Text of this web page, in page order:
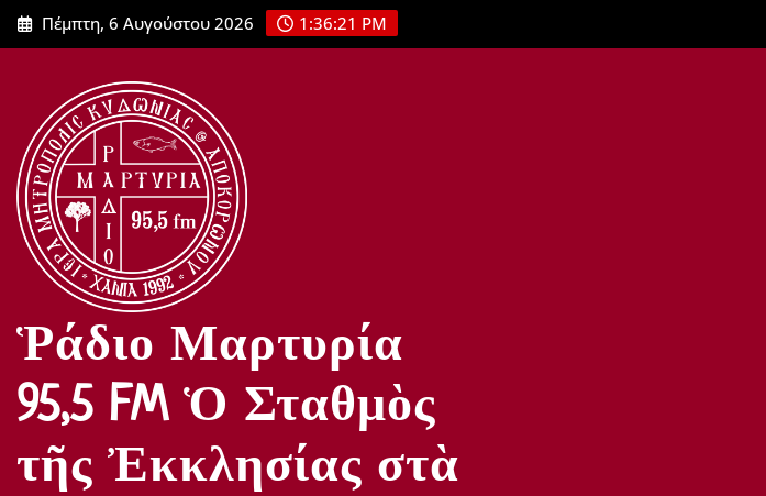
Μετάβαση
στο
Πέμπτη, 6 Αυγούστου 2026 1:36:23 PM
Ῥάδιο Μαρτυρία
95,5 FM Ὁ Σταθμὸς
τῆς Ἐκκλησίας στὰ